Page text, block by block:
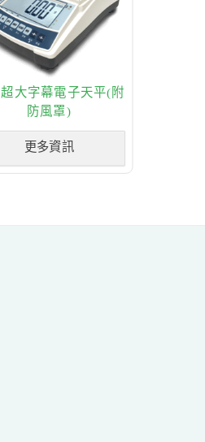
大字幕電子天平(附
防風罩)
更多資訊